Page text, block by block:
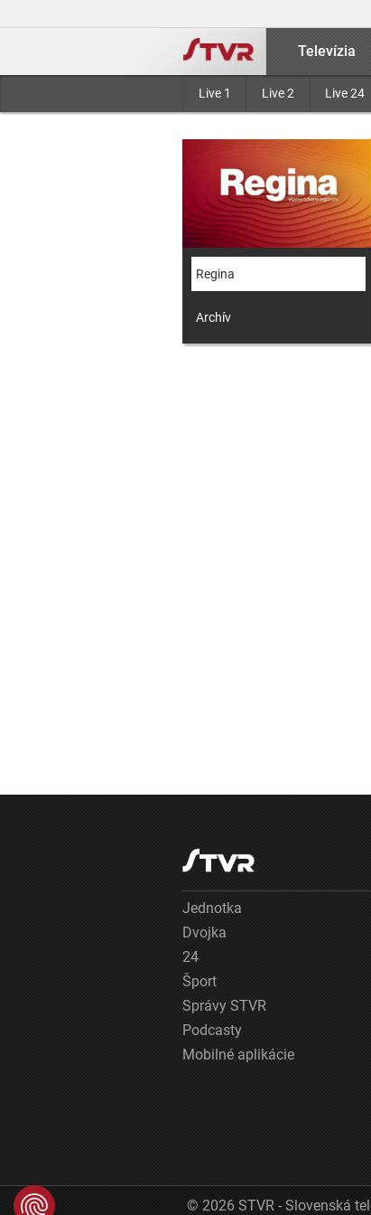
Televízia
Live 1 Live 2 Live 24
Regina
Archív
Jednotka
Dvojka
24
Šport
Správy STVR
Podcasty
Mobilné aplikácie
© 2026 STVR - Slovenská